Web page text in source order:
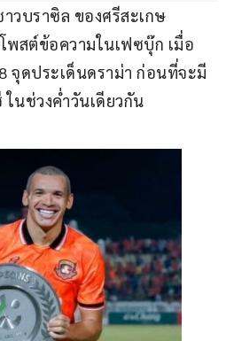
วบราซิล ของศรีสะเกษ
พสต์ข้อความในเฟซบุ๊ก เมื่อ
จุดประเด็นดราม่า ก่อนที่จะมี
นช่วงค่ำวันเดียวกัน